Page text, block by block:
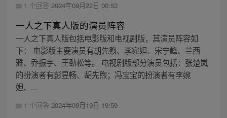
1 个回答 2024年09月22日 00:53
一人之下真人版的演员阵容
一人之下真人版包括电影版和电视剧版，其演员阵容如
下： 电影版主要演员有胡先煦、李宛妲、宋宁峰、兰西
雅、乔振宇、王劲松等。 电视剧版部分演员包括：张楚岚
的扮演者有彭昱畅、胡先煦；冯宝宝的扮演者有李婉
妲、...
1 个回答 2024年09月19日 19:59